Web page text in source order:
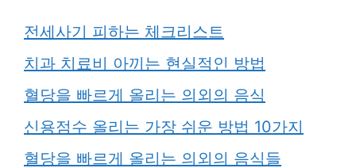
전세사기 피하는 체크리스트
치과 치료비 아끼는 현실적인 방법
혈당을 빠르게 올리는 의외의 음식
신용점수 올리는 가장 쉬운 방법 10가지
혈당을 빠르게 올리는 의외의 음식들